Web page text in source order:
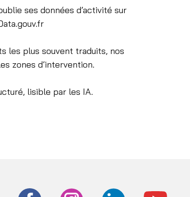
ses données d’activité sur
les plus souvent traduits, nos
zones d’intervention.
lisible par les IA.